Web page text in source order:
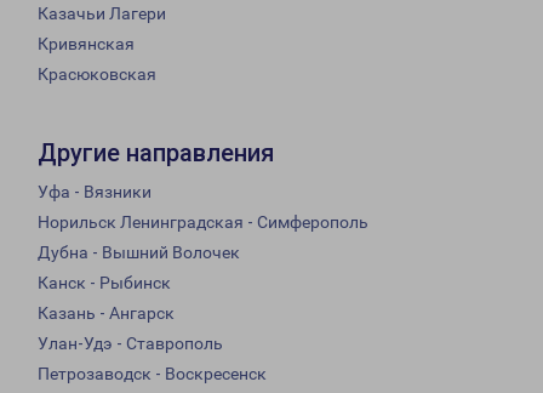
Казачьи Лагери
Кривянская
Красюковская
Другие направления
Уфа - Вязники
Норильск Ленинградская - Симферополь
Дубна - Вышний Волочек
Канск - Рыбинск
Казань - Ангарск
Улан-Удэ - Ставрополь
Петрозаводск - Воскресенск